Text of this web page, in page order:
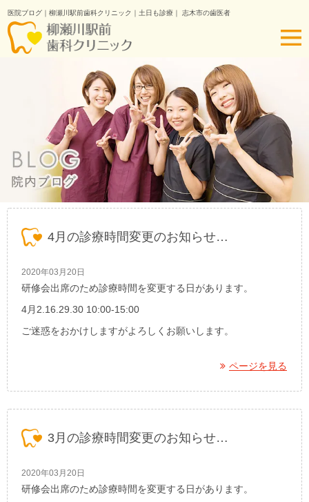
医院ブログ｜柳瀬川駅前歯科クリニック｜土日も診療｜ 志木市の歯医者
4月の診療時間変更のお知らせ…
2020年03月20日
研修会出席のため診療時間を変更する日があります。
4月2.16.29.30 10:00-15:00
ご迷惑をおかけしますがよろしくお願いします。
ページを見る
3月の診療時間変更のお知らせ…
2020年03月20日
研修会出席のため診療時間を変更する日があります。